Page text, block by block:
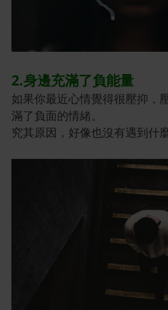
2.身邊充滿了負能量
如果你最近心情覺得很壓抑，
滿了負面的情緒。
究其原因，好像也沒有遇到什